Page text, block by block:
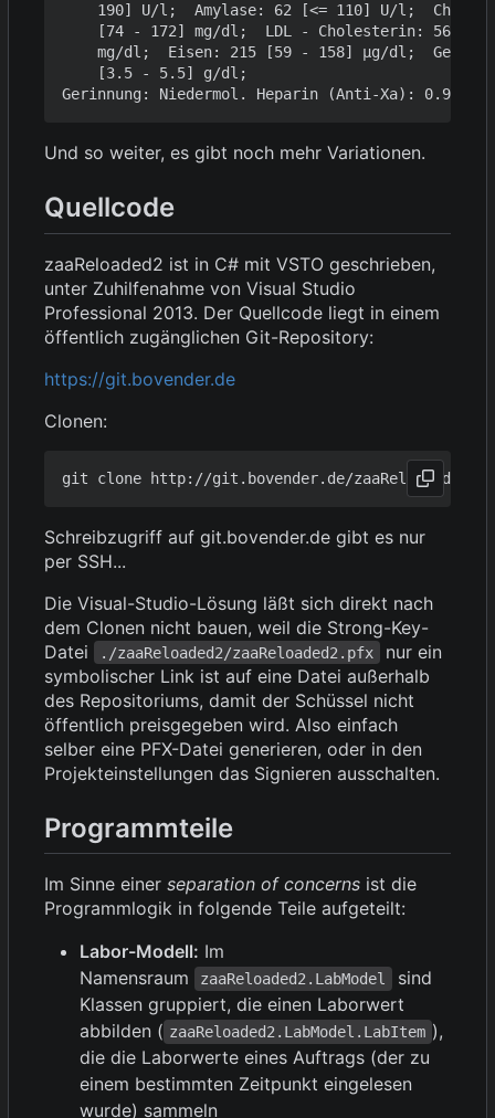
190] U/l;  Amylase: 62 [<= 110] U/l;
[74 - 172] mg/dl;  LDL - Cholesterin: 56 [0
mg/dl;  Eisen: 215 [59 - 158] µg/dl;
    [3.5 - 5.5] g/dl;
Und so weiter, es gibt noch mehr Variationen.
Quellcode
zaaReloaded2 ist in C# mit VSTO geschrieben,
unter Zuhilfenahme von Visual Studio
Professional 2013. Der Quellcode liegt in einem
öffentlich zugänglichen Git-Repository:
https://git.bovender.de
Clonen:
Schreibzugriff auf git.bovender.de gibt es nur
per SSH...
Die Visual-Studio-Lösung läßt sich direkt nach
dem Clonen nicht bauen, weil die Strong-Key-
Datei
./zaaReloaded2/zaaReloaded2.pfx
nur ein
symbolischer Link ist auf eine Datei außerhalb
des Repositoriums, damit der Schüssel nicht
öffentlich preisgegeben wird. Also einfach
selber eine PFX-Datei generieren, oder in den
Projekteinstellungen das Signieren ausschalten.
Programmteile
Im Sinne einer separation of concerns ist die
Programmlogik in folgende Teile aufgeteilt:
Labor-Modell: Im
Namensraum
zaaReloaded2.LabModel
sind
Klassen gruppiert, die einen Laborwert
abbilden ( zaaReloaded2.LabModel.LabItem ),
die die Laborwerte eines Auftrags (der zu
einem bestimmten Zeitpunkt eingelesen
wurde) sammeln